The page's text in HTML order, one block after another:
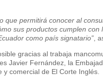
que permitirá conocer al
sus productos cumplen
como país signatario” ,
gracias al trabaja
Javier Fernández, la
y comercial de El Corte Inglés.